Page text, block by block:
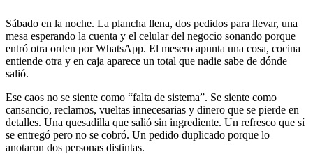
Sábado en la noche. La plancha llena, dos pedidos para llevar, una
mesa esperando la cuenta y el celular del negocio sonando porque
entró otra orden por WhatsApp. El mesero apunta una cosa, cocina
entiende otra y en caja aparece un total que nadie sabe de dónde
salió.
Ese caos no se siente como “falta de sistema”. Se siente como
cansancio, reclamos, vueltas innecesarias y dinero que se pierde en
detalles. Una quesadilla que salió sin ingrediente. Un refresco que sí
se entregó pero no se cobró. Un pedido duplicado porque lo
anotaron dos personas distintas.